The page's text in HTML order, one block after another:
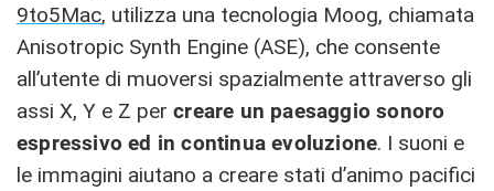
9to5Mac, utilizza una tecnologia Moog, chiamata
Anisotropic Synth Engine (ASE), che consente
all’utente di muoversi spazialmente attraverso gli
assi X, Y e Z per creare un paesaggio sonoro
espressivo ed in continua evoluzione. I suoni e
le immagini aiutano a creare stati d’animo pacifici